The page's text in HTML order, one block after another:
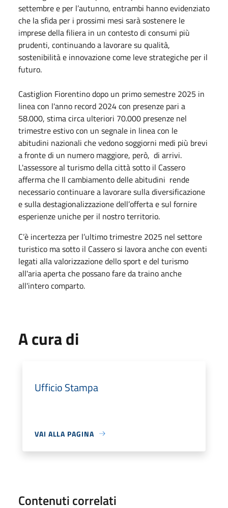
settembre e per l’autunno, entrambi hanno evidenziato
che la sfida per i prossimi mesi sarà sostenere le
imprese della filiera in un contesto di consumi più
prudenti, continuando a lavorare su qualità,
sostenibilità e innovazione come leve strategiche per il
futuro.
Castiglion Fiorentino dopo un primo semestre 2025 in
linea con l'anno record 2024 con presenze pari a
58.000, stima circa ulteriori 70.000 presenze nel
trimestre estivo con un segnale in linea con le
abitudini nazionali che vedono soggiorni medi più brevi
a fronte di un numero maggiore, però, di arrivi.
L'assessore al turismo della città sotto il Cassero
afferma che Il cambiamento delle abitudini rende
necessario continuare a lavorare sulla diversificazione
e sulla destagionalizzazione dell’offerta e sul fornire
esperienze uniche per il nostro territorio.
C’è incertezza per l’ultimo trimestre 2025 nel settore
turistico ma sotto il Cassero si lavora anche con eventi
legati alla valorizzazione dello sport e del turismo
all'aria aperta che possano fare da traino anche
all'intero comparto.
A cura di
Ufficio Stampa
VAI ALLA PAGINA
Contenuti correlati